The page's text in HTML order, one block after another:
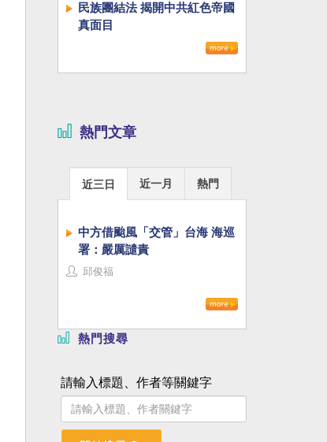
民族團結法 揭開中共紅色帝國
真面目
熱門文章
近三日 近一月 熱門
中方借颱風「交管」台海 海巡
署：嚴厲譴責
邱俊福
熱門搜尋
請輸入標題、作者等關鍵字